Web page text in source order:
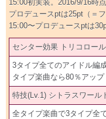
15:00初実装。2016/9/16時
プロデュースptは25pt（＝
15:00〜プロデュースptは
センター効果 トリコロー
3タイプ全てのアイドル編
タイプ楽曲なら80％アップ
特技(Lv.1) シトラスワール
全タイプ楽曲で3タイプ全